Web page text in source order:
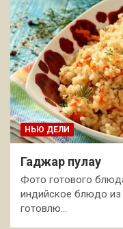
НЬЮ ДЕЛИ
Гаджар пулау
Фото готового
индийское блюдо
готовлю…